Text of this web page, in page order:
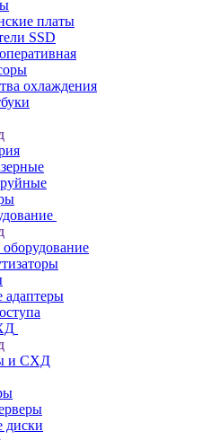
платы
SSD
охлаждения
оборудование
адаптеры
и СХД
диски